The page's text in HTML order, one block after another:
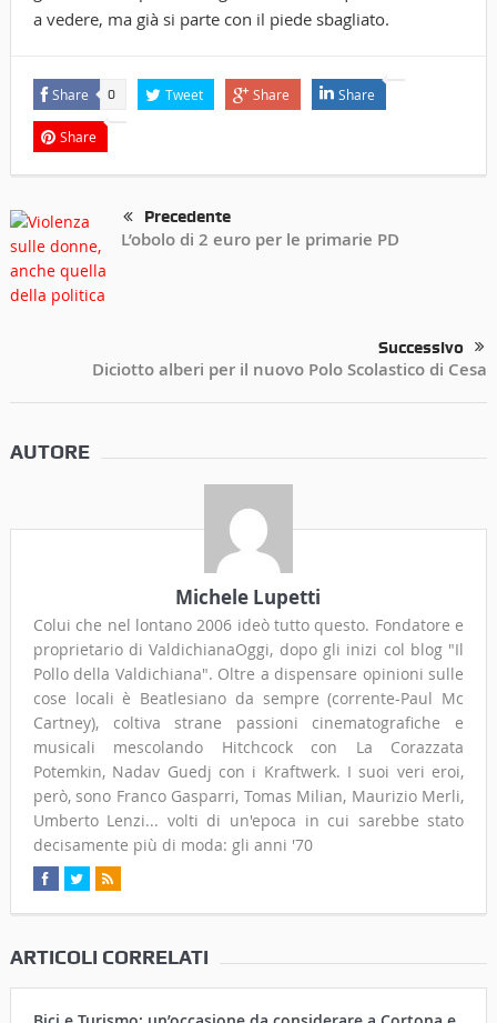
a vedere, ma già si parte con il piede sbagliato.
Share 0 Tweet Share Share
Share
Precedente
L’obolo di 2 euro per le primarie PD
Successivo
Diciotto alberi per il nuovo Polo Scolastico di Cesa
AUTORE
Michele Lupetti
Colui che nel lontano 2006 ideò tutto questo. Fondatore e
proprietario di ValdichianaOggi, dopo gli inizi col blog "Il
Pollo della Valdichiana". Oltre a dispensare opinioni sulle
cose locali è Beatlesiano da sempre (corrente-Paul Mc
Cartney), coltiva strane passioni cinematografiche e
musicali mescolando Hitchcock con La Corazzata
Potemkin, Nadav Guedj con i Kraftwerk. I suoi veri eroi,
però, sono Franco Gasparri, Tomas Milian, Maurizio Merli,
Umberto Lenzi... volti di un'epoca in cui sarebbe stato
decisamente più di moda: gli anni '70
ARTICOLI CORRELATI